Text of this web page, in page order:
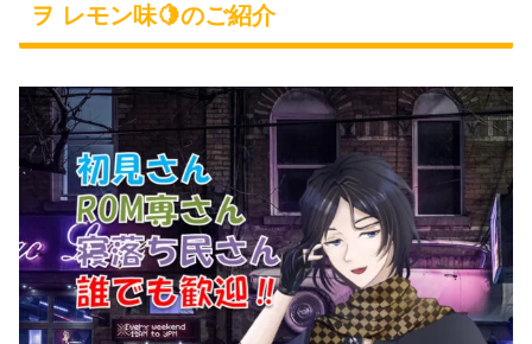
ヲ レモン味🍋のご紹介